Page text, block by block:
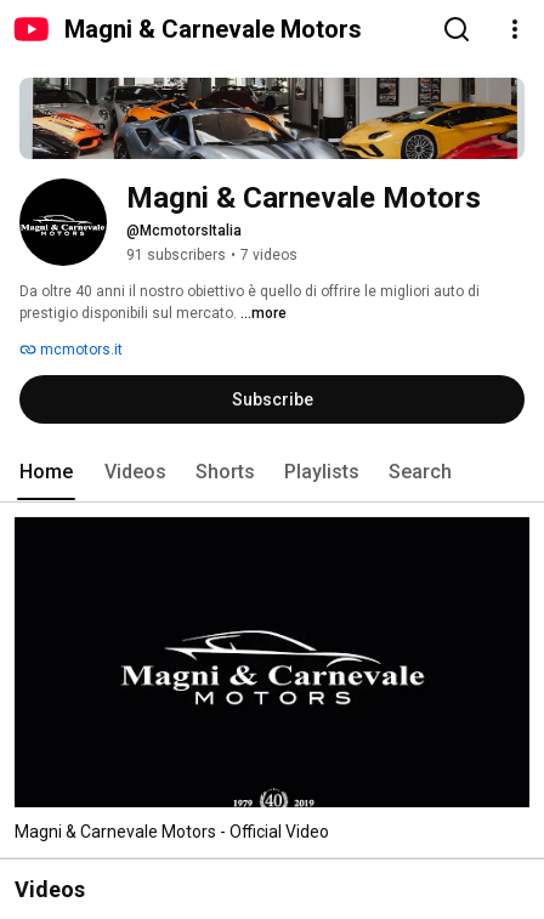
Magni & Carnevale Motors
Magni & Carnevale Motors
@McmotorsItalia
91 subscribers • 7 videos
Da oltre 40 anni il nostro obiettivo è quello di offrire le migliori auto di
prestigio disponibili sul mercato. ...more
mcmotors.it
Subscribe
Home Videos Shorts Playlists Search
Magni & Carnevale Motors - Official Video
Videos